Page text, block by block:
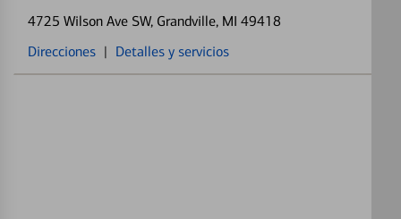
4725 Wilson Ave SW, Grandville, MI 49418
Direcciones | Detalles y servicios